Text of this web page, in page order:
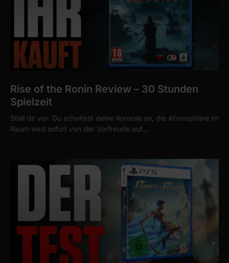
Rise of the Ronin Review – 30 Stunden
Spielzeit
Stell dir vor: Du schaltest deine Konsole an, die Atmosphäre im
Raum wird sofort von der Vorfreude auf…